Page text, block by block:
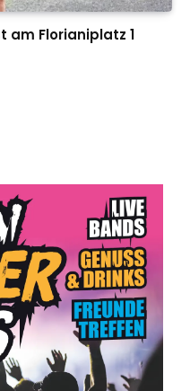
am Florianiplatz 1